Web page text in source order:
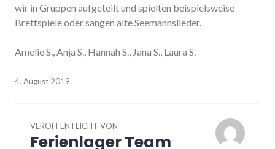
wir in Gruppen aufgeteilt und spielten beispielsweise
Brettspiele oder sangen alte Seemannslieder.
Amelie S., Anja S., Hannah S., Jana S., Laura S.
4. August 2019
VERÖFFENTLICHT VON
Ferienlager Team